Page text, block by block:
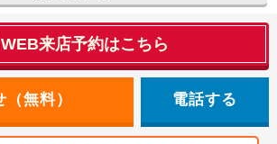
WEB来店予約はこちら
電話する